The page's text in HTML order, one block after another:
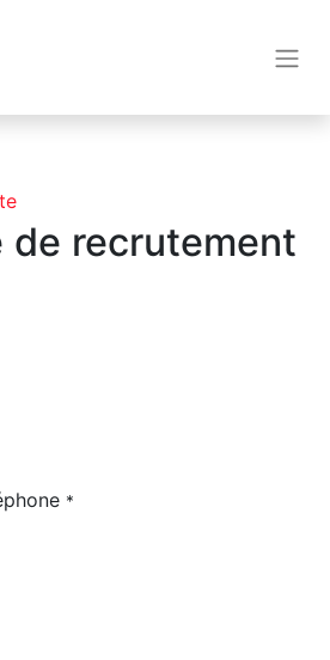
de recrutement
*